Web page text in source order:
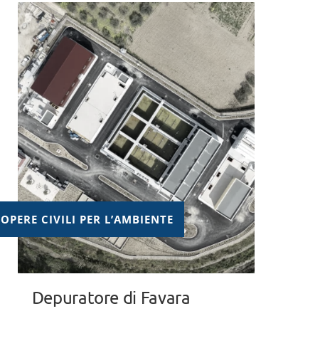
OPERE CIVILI PER L’AMBIENTE
Depuratore di Favara